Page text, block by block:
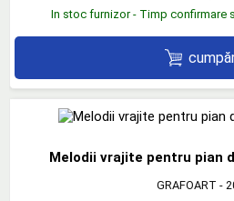
In stoc furnizor - Timp confirmare
Melodii vrajite pentru pian
GRAFOART -